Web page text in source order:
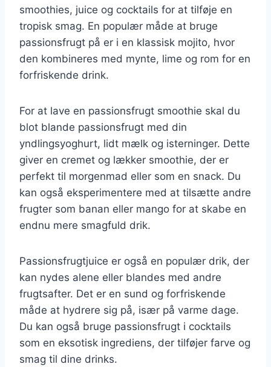
smoothies, juice og cocktails for at tilføje en
tropisk smag. En populær måde at bruge
passionsfrugt på er i en klassisk mojito, hvor
den kombineres med mynte, lime og rom for en
forfriskende drink.
For at lave en passionsfrugt smoothie skal du
blot blande passionsfrugt med din
yndlingsyoghurt, lidt mælk og isterninger. Dette
giver en cremet og lækker smoothie, der er
perfekt til morgenmad eller som en snack. Du
kan også eksperimentere med at tilsætte andre
frugter som banan eller mango for at skabe en
endnu mere smagfuld drik.
Passionsfrugtjuice er også en populær drik, der
kan nydes alene eller blandes med andre
frugtsafter. Det er en sund og forfriskende
måde at hydrere sig på, især på varme dage.
Du kan også bruge passionsfrugt i cocktails
som en eksotisk ingrediens, der tilføjer farve og
smag til dine drinks.